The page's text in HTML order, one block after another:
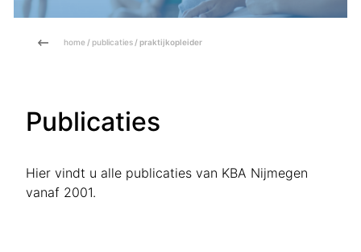
home / publicaties / praktijkopleider
Publicaties
Hier vindt u alle publicaties van KBA Nijmegen
vanaf 2001.